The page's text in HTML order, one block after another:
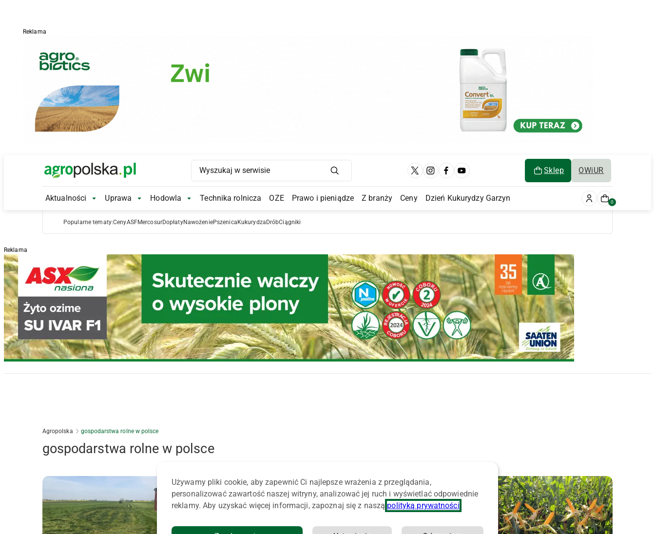
Reklama
Main Logo Sklep OWiUR
Main Navigation
Aktualności Aktualności Submenu
Uprawa Uprawa Submenu
Hodowla Hodowla Submenu
Technika rolnicza OZE Prawo i pieniądze Z branży Ceny Dzień Kukurydzy Garzyn 0
Popularne tematy:CenyASFMercosurDopłatyNawożeniePszenica Kukurydza DróbCiągniki
Reklama
Agropolska gospodarstwa rolne w polsce
gospodarstwa rolne w polsce
Używamy pliki cookie, aby zapewnić Ci najlepsze wrażenia z przeglądania,
personalizować zawartość naszej witryny, analizować jej ruch i wyświetlać odpowiednie
reklamy. Aby uzyskać więcej informacji, zapoznaj się z naszą polityką prywatności